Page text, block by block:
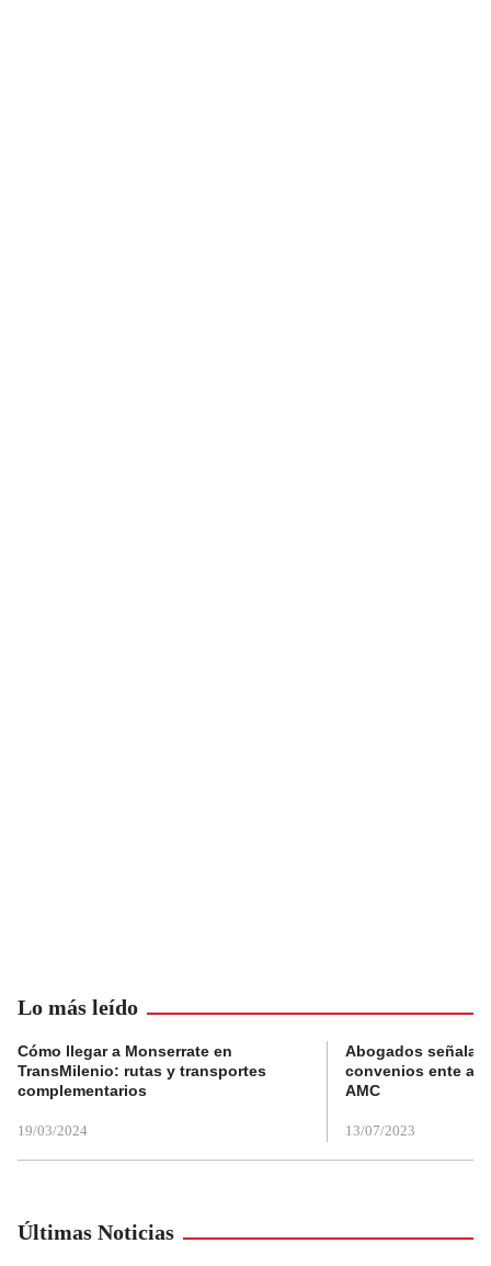
Lo más leído
Cómo llegar a Monserrate en
TransMilenio: rutas y transportes
complementarios
19/03/2024
Abogados
convenios ente
AMC
13/07/2023
Últimas Noticias